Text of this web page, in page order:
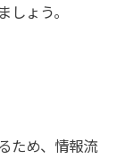
ょう。
ため、情報流